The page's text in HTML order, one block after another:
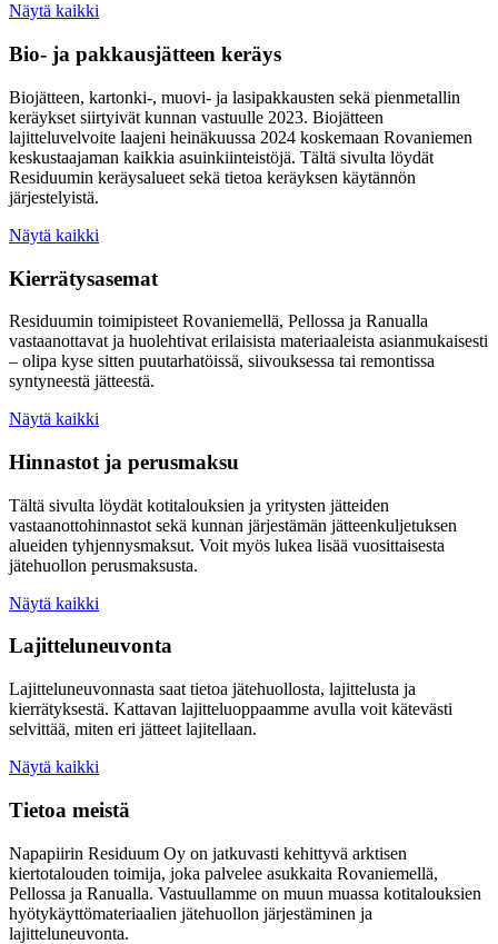
Näytä kaikki
Bio- ja pakkausjätteen keräys
Biojätteen, kartonki-, muovi- ja lasipakkausten sekä pienmetallin
keräykset siirtyivät kunnan vastuulle 2023. Biojätteen
lajitteluvelvoite laajeni heinäkuussa 2024 koskemaan Rovaniemen
keskustaajaman kaikkia asuinkiinteistöjä. Tältä sivulta löydät
Residuumin keräysalueet sekä tietoa keräyksen käytännön
järjestelyistä.
Näytä kaikki
Kierrätysasemat
Residuumin toimipisteet Rovaniemellä, Pellossa ja Ranualla
vastaanottavat ja huolehtivat erilaisista materiaaleista asianmukaisesti
– olipa kyse sitten puutarhatöissä, siivouksessa tai remontissa
syntyneestä jätteestä.
Näytä kaikki
Hinnastot ja perusmaksu
Tältä sivulta löydät kotitalouksien ja yritysten jätteiden
vastaanottohinnastot sekä kunnan järjestämän jätteenkuljetuksen
alueiden tyhjennysmaksut. Voit myös lukea lisää vuosittaisesta
jätehuollon perusmaksusta.
Näytä kaikki
Lajitteluneuvonta
Lajitteluneuvonnasta saat tietoa jätehuollosta, lajittelusta ja
kierrätyksestä. Kattavan lajitteluoppaamme avulla voit kätevästi
selvittää, miten eri jätteet lajitellaan.
Näytä kaikki
Tietoa meistä
Napapiirin Residuum Oy on jatkuvasti kehittyvä arktisen
kiertotalouden toimija, joka palvelee asukkaita Rovaniemellä,
Pellossa ja Ranualla. Vastuullamme on muun muassa kotitalouksien
hyötykäyttömateriaalien jätehuollon järjestäminen ja
lajitteluneuvonta.